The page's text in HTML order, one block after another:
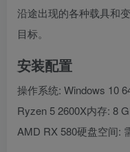
沿途出现的各种载具和
目标。
安装配置
操作系统: Windows 10
Ryzen 5 2600X内存: 8
AMD RX 580硬盘空间: